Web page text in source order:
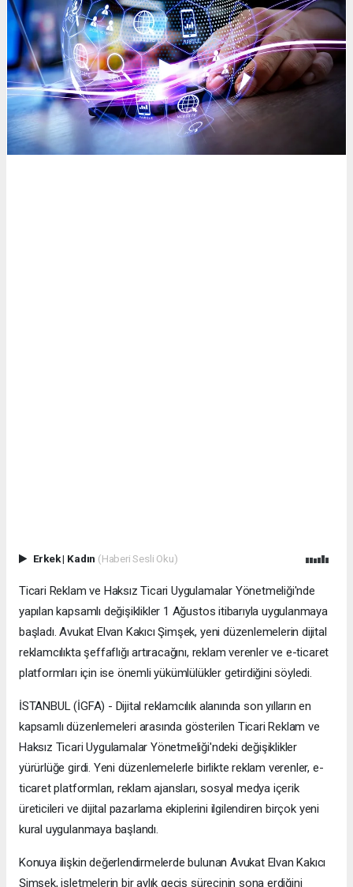
Erkek| Kadın (Haberi Sesli Oku)
Ticari Reklam ve Haksız Ticari Uygulamalar Yönetmeliği'nde
yapılan kapsamlı değişiklikler 1 Ağustos itibarıyla uygulanmaya
başladı. Avukat Elvan Kakıcı Şimşek, yeni düzenlemelerin dijital
reklamcılıkta şeffaflığı artıracağını, reklam verenler ve e-ticaret
platformları için ise önemli yükümlülükler getirdiğini söyledi.
İSTANBUL (İGFA) - Dijital reklamcılık alanında son yılların en
kapsamlı düzenlemeleri arasında gösterilen Ticari Reklam ve
Haksız Ticari Uygulamalar Yönetmeliği'ndeki değişiklikler
yürürlüğe girdi. Yeni düzenlemelerle birlikte reklam verenler, e-
ticaret platformları, reklam ajansları, sosyal medya içerik
üreticileri ve dijital pazarlama ekiplerini ilgilendiren birçok yeni
kural uygulanmaya başlandı.
Konuya ilişkin değerlendirmelerde bulunan Avukat Elvan Kakıcı
Şimşek, işletmelerin bir aylık geçiş sürecinin sona erdiğini